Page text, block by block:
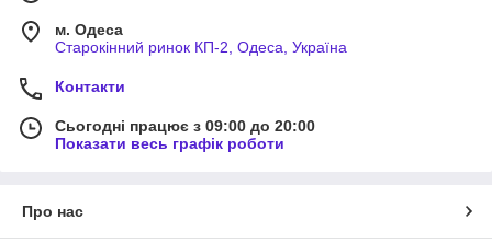
м. Одеса
Старокінний ринок КП-2, Одеса, Україна
Контакти
Сьогодні працює з 09:00 до 20:00
Показати весь графік роботи
Про нас